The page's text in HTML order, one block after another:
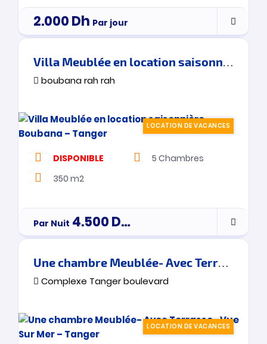
2.000Dh Par jour
Villa Meublée en location saisonnière – Boubana – Tanger
boubana rah rah
LOCATION DE VACANCES
DISPONIBLE 5 Chambres
350 m2
Par Nuit 4.500Dh
Une chambre Meublée- Avec Terrasse -Vue Sur Mer – Tanger
Complexe Tanger boulevard
LOCATION DE VACANCES